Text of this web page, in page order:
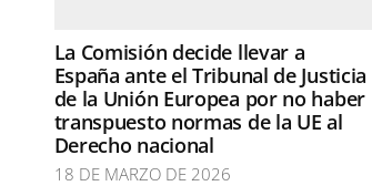
La Comisión decide llevar a
España ante el Tribunal de Justicia
de la Unión Europea por no haber
transpuesto normas de la UE al
Derecho nacional
18 DE MARZO DE 2026